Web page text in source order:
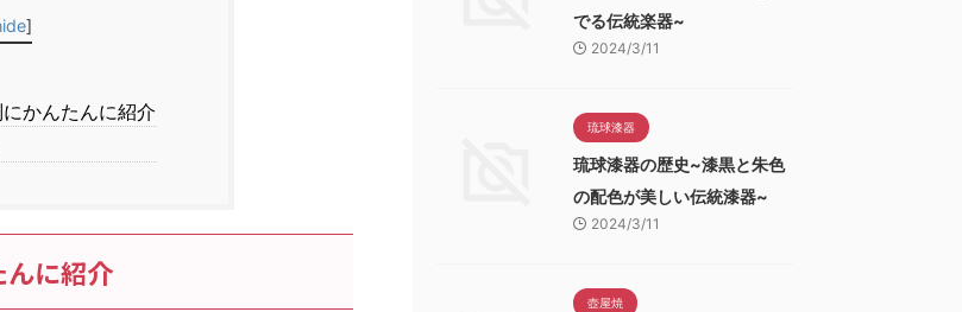
]
かんたんに紹介
に紹介
でる伝統楽器~
2024/3/11
琉球漆器
琉球漆器の歴史~漆黒と朱色
の配色が美しい伝統漆器~
2024/3/11
壺屋焼